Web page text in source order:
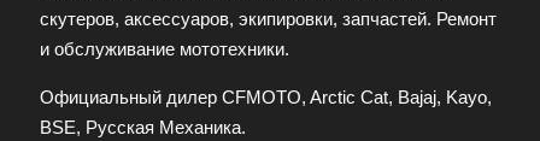
скутеров, аксессуаров, экипировки, запчастей. Ремонт
и обслуживание мототехники.
Официальный дилер CFMOTO, Arctic Cat, Bajaj, Kayo,
BSE, Русская Механика.